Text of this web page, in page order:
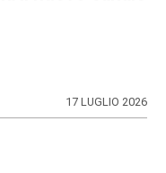
17 LUGLIO 2026